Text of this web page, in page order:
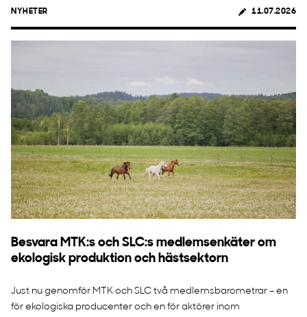
NYHETER 11.07.2026
Besvara MTK:s och SLC:s medlemsenkäter om
ekologisk produktion och hästsektorn
Just nu genomför MTK och SLC två medlemsbarometrar – en
för ekologiska producenter och en för aktörer inom